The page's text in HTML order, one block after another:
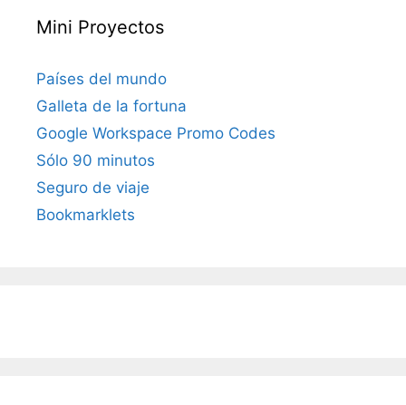
Mini Proyectos
Países del mundo
Galleta de la fortuna
Google Workspace Promo Codes
Sólo 90 minutos
Seguro de viaje
Bookmarklets